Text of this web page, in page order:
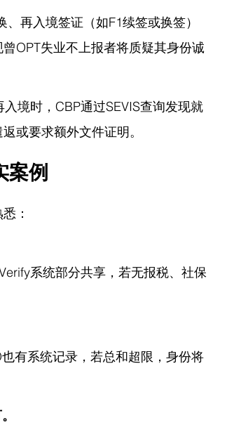
再入境签证（如F1续签或换签）
OPT失业不上报者将质疑其身份诚
境时，CBP通过SEVIS查询发现就
或要求额外文件证明。
案例
：
系统部分共享，若无报税、社保
有系统记录，若总和超限，身份将